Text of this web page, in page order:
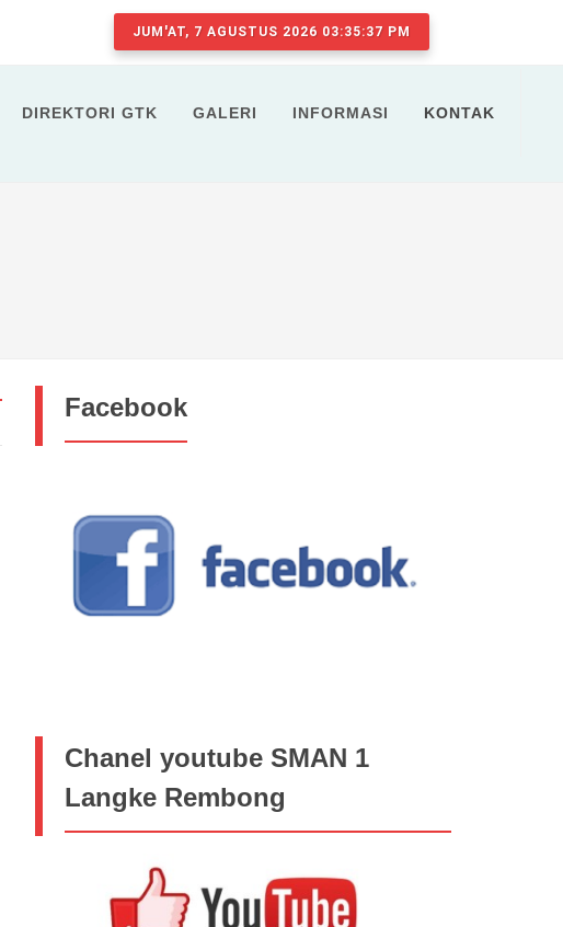
JUM'AT, 7 AGUSTUS 2026 03:35:37 PM
DIREKTORI GTK GALERI INFORMASI KONTAK
Facebook
Chanel youtube SMAN 1
Langke Rembong